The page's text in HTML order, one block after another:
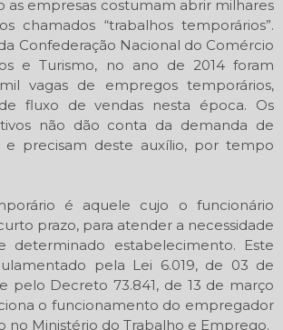
as empresas costumam abrir milhares
chamados “trabalhos temporários”.
Confederação Nacional do Comércio
e Turismo, no ano de 2014 foram
vagas de empregos temporários,
fluxo de vendas nesta época. Os
não dão conta da demanda de
e precisam deste auxílio, por tempo
é aquele cujo o funcionário
prazo, para atender a necessidade
determinado estabelecimento. Este
pela Lei 6.019, de 03 de
pelo Decreto 73.841, de 13 de março
o funcionamento do empregador
no Ministério do Trabalho e Emprego.